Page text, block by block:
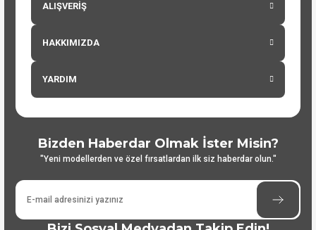
ALIŞVERİŞ
HAKKIMIZDA
YARDIM
Bizden Haberdar Olmak İster Misin?
"Yeni modellerden ve özel fırsatlardan ilk siz haberdar olun."